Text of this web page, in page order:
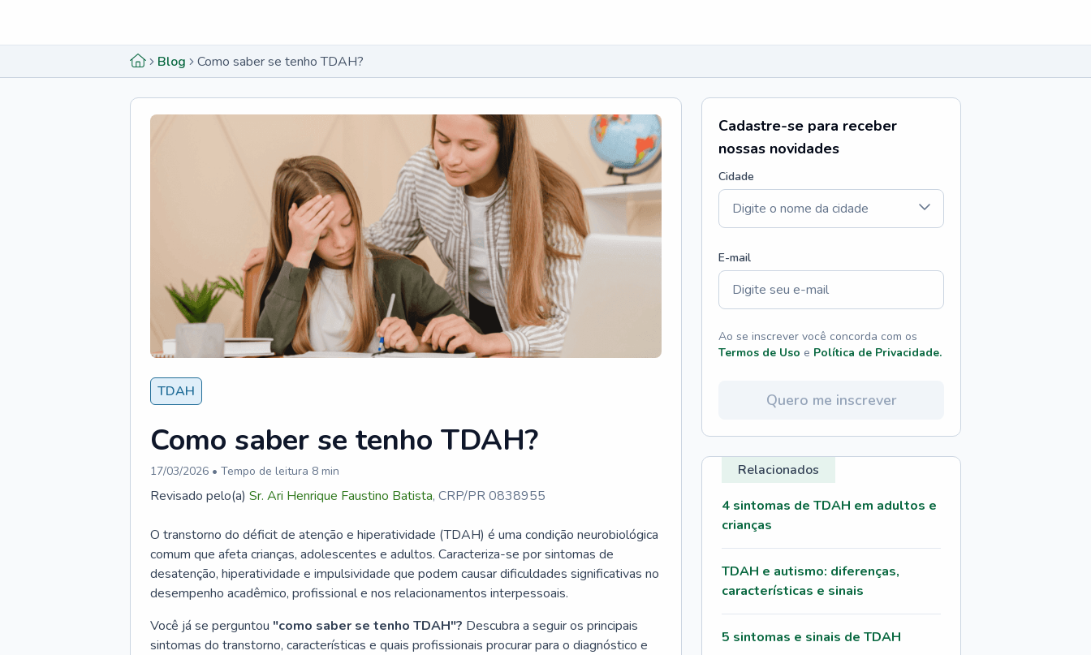
Blog Como saber se tenho TDAH?
TDAH
Como saber se tenho TDAH?
17/03/2026 • Tempo de leitura 8 min
Revisado pelo(a) Sr. Ari Henrique Faustino Batista, CRP/PR 0838955
O transtorno do déficit de atenção e hiperatividade (TDAH) é uma condição neurobiológica
comum que afeta crianças, adolescentes e adultos. Caracteriza-se por sintomas de
desatenção, hiperatividade e impulsividade que podem causar dificuldades significativas no
desempenho acadêmico, profissional e nos relacionamentos interpessoais.
Você já se perguntou "como saber se tenho TDAH"? Descubra a seguir os principais
sintomas do transtorno, características e quais profissionais procurar para o diagnóstico e
Cadastre-se para receber
nossas novidades
Cidade
E-mail
Ao se inscrever você concorda com os
Termos de Uso e Política de Privacidade.
Quero me inscrever
Relacionados
4 sintomas de TDAH em adultos e
crianças
TDAH e autismo: diferenças,
características e sinais
5 sintomas e sinais de TDAH